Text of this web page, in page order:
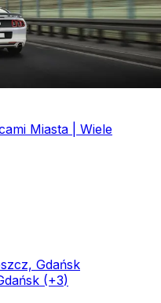
Miasta | Wiele
Gdańsk
(+3)